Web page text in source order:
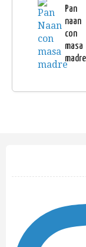
Pan
naan
con
masa
madre